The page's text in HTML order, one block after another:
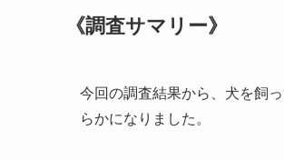
《調査サマリー》
今回の調査結果から、犬を飼
らかになりました。